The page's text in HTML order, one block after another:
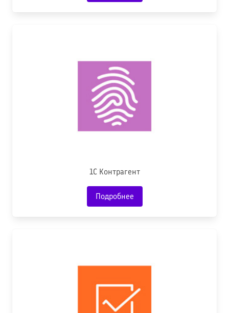
1С Контрагент
Подробнее